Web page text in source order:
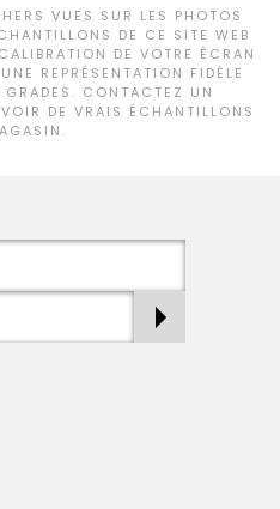
VUES SUR LES PHOTOS
DE CE SITE WEB
DE VOTRE ÉCRAN
REPRÉSENTATION FIDÈLE
CONTACTEZ UN
DE VRAIS ÉCHANTILLONS